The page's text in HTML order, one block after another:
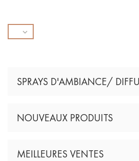
SPRAYS D'AMBIANCE/
NOUVEAUX PRODUITS
MEILLEURES VENTES
